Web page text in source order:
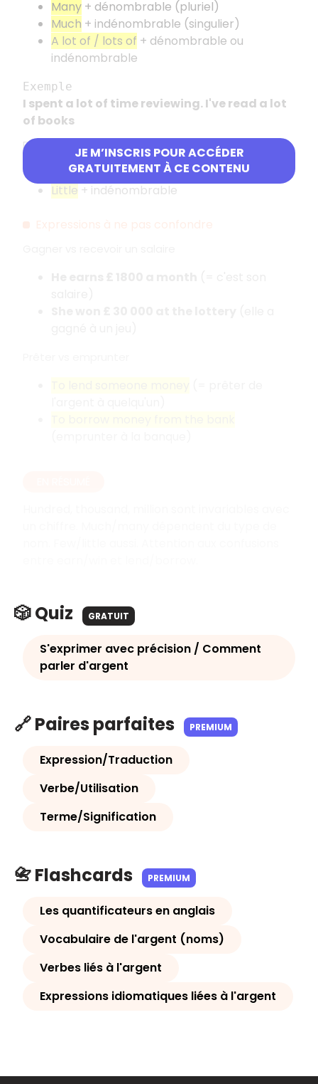
JE M’INSCRIS POUR ACCÉDER
GRATUITEMENT À CE CONTENU
Many + dénombrable (pluriel)
Much + indénombrable (singulier)
A lot of / lots of + dénombrable ou
indénombrable
Exemple
I spent a lot of time reviewing. I've read a lot
of books
Peu
Few+ dénombrable
Little + indénombrable
Expressions à ne pas confondre
🎲 Quiz GRATUIT
S'exprimer avec précision / Comment
parler d'argent
🔗 Paires parfaites PREMIUM
Expression/Traduction
Verbe/Utilisation
Terme/Signification
📇 Flashcards PREMIUM
Les quantificateurs en anglais
Vocabulaire de l'argent (noms)
Verbes liés à l'argent
Expressions idiomatiques liées à l'argent